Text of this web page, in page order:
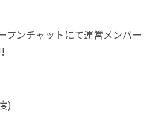
プンチャットにて運営メンバー
)